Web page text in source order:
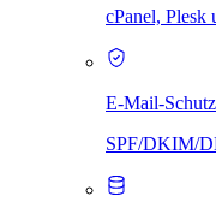
cPanel,
E-Mail-Schutz
SPF/DKIM/